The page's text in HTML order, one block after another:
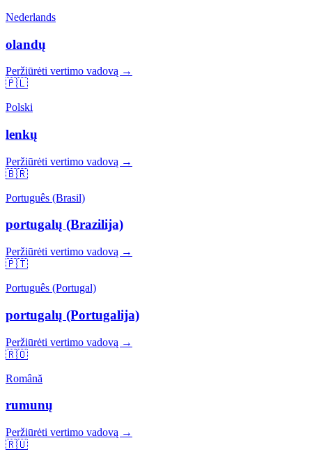
Nederlands
olandų
Peržiūrėti vertimo vadovą →
🇵🇱
Polski
lenkų
Peržiūrėti vertimo vadovą →
🇧🇷
Português (Brasil)
portugalų (Brazilija)
Peržiūrėti vertimo vadovą →
🇵🇹
Português (Portugal)
portugalų (Portugalija)
Peržiūrėti vertimo vadovą →
🇷🇴
Română
rumunų
Peržiūrėti vertimo vadovą →
🇷🇺